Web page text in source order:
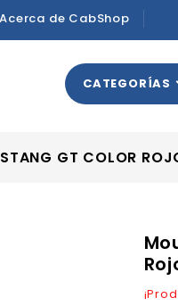
Acerca de CabShop
CATEGORÍAS
GT COLOR